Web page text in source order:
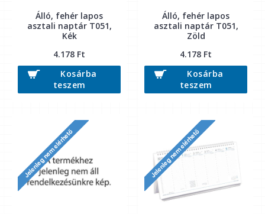
Álló, fehér lapos
asztali naptár T051,
Kék
4.178 Ft
Kosárba
teszem
Álló, fehér lapos
asztali naptár T051,
Zöld
4.178 Ft
Kosárba
teszem